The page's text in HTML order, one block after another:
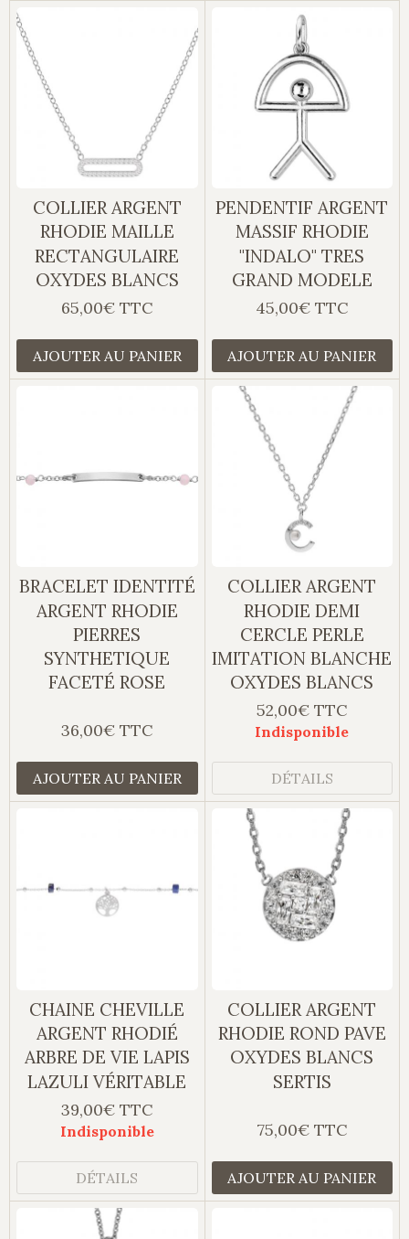
COLLIER ARGENT
RHODIE MAILLE
RECTANGULAIRE
OXYDES BLANCS
65,00€ TTC
AJOUTER AU PANIER
PENDENTIF ARGENT
MASSIF RHODIE
"INDALO" TRES
GRAND MODELE
45,00€ TTC
AJOUTER AU PANIER
BRACELET IDENTITÉ
ARGENT RHODIE
PIERRES
SYNTHETIQUE
FACETÉ ROSE
36,00€ TTC
AJOUTER AU PANIER
COLLIER ARGENT
RHODIE DEMI
CERCLE PERLE
IMITATION BLANCHE
OXYDES BLANCS
52,00€ TTC
Indisponible
DÉTAILS
CHAINE CHEVILLE
ARGENT RHODIÉ
ARBRE DE VIE LAPIS
LAZULI VÉRITABLE
39,00€ TTC
Indisponible
DÉTAILS
COLLIER ARGENT
RHODIE ROND PAVE
OXYDES BLANCS
SERTIS
75,00€ TTC
AJOUTER AU PANIER